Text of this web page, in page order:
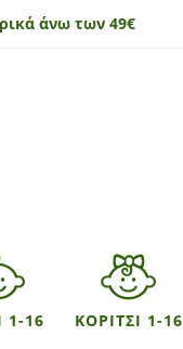
άνω των 49€
1-16 ΚΟΡΙΤΣΙ 1-16